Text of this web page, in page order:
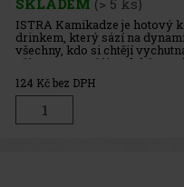
ISTRA Kamikadze je hotový
drinkem, který sází na
všechny, kdo si chtějí
přípravy – stačí jen dobře
124 Kč bez DPH